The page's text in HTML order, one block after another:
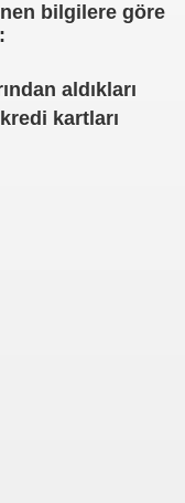
bilgilere göre
aldıkları
kartları